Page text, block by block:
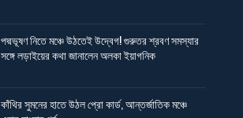
পদ্মভূষণ নিতে মঞ্চে উঠতেই উদ্বেগ! গুরুতর শ্রবণ সমস্যার
সঙ্গে লড়াইয়ের কথা জানালেন অলকা ইয়াগনিক
কাঁথির সুমনের হাতে উঠল প্রো কার্ড, আন্তর্জাতিক মঞ্চে